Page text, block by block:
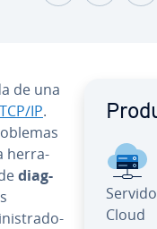
de una
IP.
he­rra­
dia­g­
Cloud